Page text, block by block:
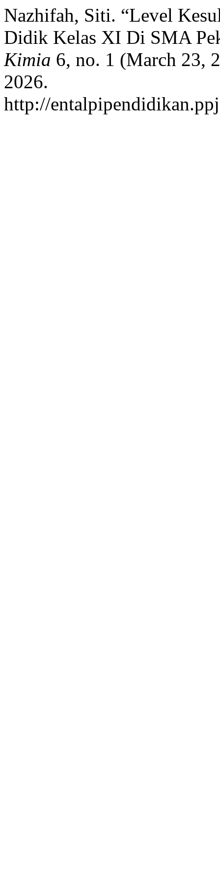
Nazhifah, Siti. “Level
Didik Kelas XI Di SMA
Kimia 6, no. 1 (March 23,
2026.
http://